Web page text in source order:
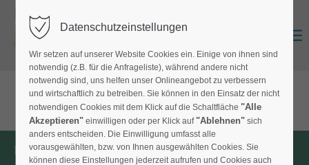
Zurück Anmelden
Rechtliche Angaben
Datenschutzeinstellungen
Wir setzen auf unserer Website Cookies ein. Einige von ihnen sind
notwendig (z.B. für die Anfrageliste), während andere nicht
notwendig sind, uns helfen unser Onlineangebot zu verbessern
und wirtschaftlich zu betreiben. Sie können in den Einsatz der nicht
notwendigen Cookies mit dem Klick auf die Schaltfläche "Alle
Akzeptieren" einwilligen oder per Klick auf "Ablehnen" sich
anders entscheiden. Die Einwilligung umfasst alle
vorausgewählten, bzw. von Ihnen ausgewählten Cookies. Sie
können diese Einstellungen jederzeit aufrufen und Cookies auch
Folien und Planen
MICE- und Eventservices
Kontakt